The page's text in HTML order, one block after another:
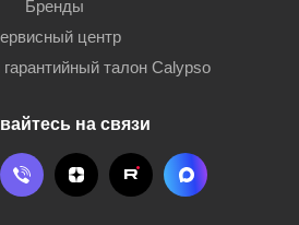
Бренды
центр
талон Calypso
на связи